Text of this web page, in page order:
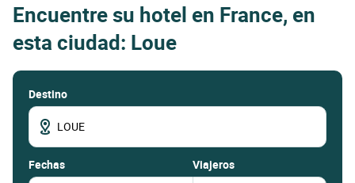
Encuentre su hotel en France, en
esta ciudad: Loue
Destino
fechas Viajeros